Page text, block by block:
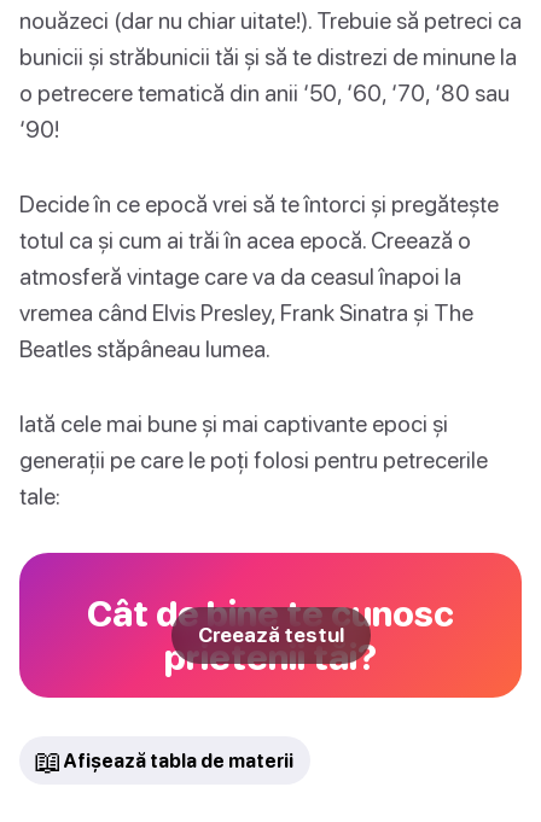
nouăzeci (dar nu chiar uitate!). Trebuie să petreci ca
bunicii și străbunicii tăi și să te distrezi de minune la
o petrecere tematică din anii ‘50, ‘60, ‘70, ‘80 sau
‘90!
Decide în ce epocă vrei să te întorci și pregătește
totul ca și cum ai trăi în acea epocă. Creează o
atmosferă vintage care va da ceasul înapoi la
vremea când Elvis Presley, Frank Sinatra și The
Beatles stăpâneau lumea.
Iată cele mai bune și mai captivante epoci și
generații pe care le poți folosi pentru petrecerile
tale:
Cât de bine te cunosc
prietenii tăi?
Creează testul
📖 Afișează tabla de materii